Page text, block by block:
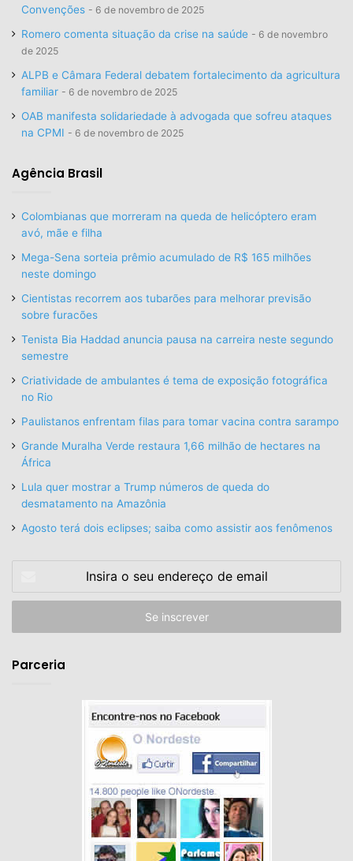
Convenções
6 de novembro de 2025
Romero comenta situação da crise na saúde
6 de novembro
de 2025
ALPB e Câmara Federal debatem fortalecimento da agricultura
familiar
6 de novembro de 2025
OAB manifesta solidariedade à advogada que sofreu ataques
na CPMI
6 de novembro de 2025
Agência Brasil
Colombianas que morreram na queda de helicóptero eram
avó, mãe e filha
Mega-Sena sorteia prêmio acumulado de R$ 165 milhões
neste domingo
Cientistas recorrem aos tubarões para melhorar previsão
sobre furacões
Tenista Bia Haddad anuncia pausa na carreira neste segundo
semestre
Criatividade de ambulantes é tema de exposição fotográfica
no Rio
Paulistanos enfrentam filas para tomar vacina contra sarampo
Grande Muralha Verde restaura 1,66 milhão de hectares na
África
Lula quer mostrar a Trump números de queda do
desmatamento na Amazônia
Agosto terá dois eclipses; saiba como assistir aos fenômenos
seu
de
Parceria